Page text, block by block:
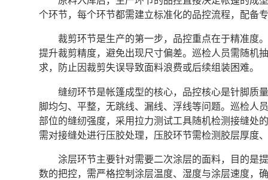
个环节，每个环节都需建立标准化的品控流程，配备
裁剪环节是生产的第一步，品控重点在于精准度
提升裁剪精度，避免出现尺寸偏差。巡检人员需随机
求，防止因裁剪失误导致面料浪费或后续组装困难。
缝纫环节是帐篷成型的核心，品控核心是针脚质
脚均匀、平整，无跳线、漏线、浮线等问题。巡检人
部位的缝纫强度，采用拉力测试工具随机检测接缝处
需对接缝处进行压胶处理，压胶环节需检测胶层厚度
涂层环节主要针对需要二次涂层的面料，目的是
数的把控，需严格控制涂层温度、湿度与涂层速度，